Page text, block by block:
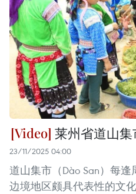
莱州省道山
23/11/2025 04:00
道山集市（Dào San）每
边境地区颇具代表性的文